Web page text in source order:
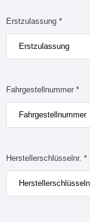
Erstzulassung *
Fahrgestellnummer *
Herstellerschlüsselnr. *